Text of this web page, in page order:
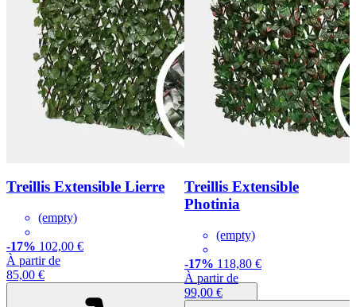
Treillis Extensible Lierre
(empty)
-17% 102,00 €
À partir de
85,00 €
Treillis Extensible
Photinia
(empty)
-17% 118,80 €
À partir de
99,00 €